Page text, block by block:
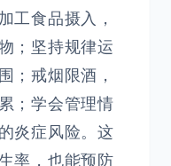
工食品摄入，
；坚持规律运
；戒烟限酒，
；学会管理情
炎症风险。这
率，也能预防